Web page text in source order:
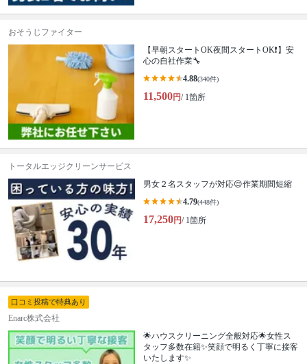
おそうじファイター
【早朝スタートOK夜間スタートOK❗️】安
心の自社作業🔧
4.88(340件)
11,500円/ 1箇所
トータルエッジクリーンサービス
男女２名スタッフが対応😌作業期間短縮
4.79(448件)
17,250円/ 1箇所
口コミ投稿で特典あり
Enarc株式会社
🌟ハウスクリーニング全般対応🌟女性ス
タッフ多数在籍✨笑顔で明るく丁寧に接客
いたします✨